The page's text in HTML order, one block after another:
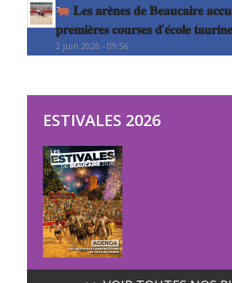
𝐋𝐞𝐬 𝐚𝐫𝐞̀𝐧𝐞𝐬 𝐝𝐞 𝐁𝐞𝐚𝐮𝐜𝐚𝐢𝐫𝐞
𝐩𝐫𝐞𝐦𝐢𝐞̀𝐫𝐞𝐬 𝐜𝐨𝐮𝐫𝐬𝐞𝐬 𝐝’𝐞́𝐜𝐨𝐥𝐞
2 juin 2026 - 09:56
ESTIVALES 2026